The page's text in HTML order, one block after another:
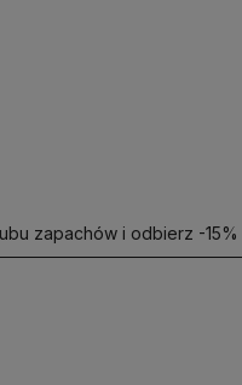
zapachów i odbierz -